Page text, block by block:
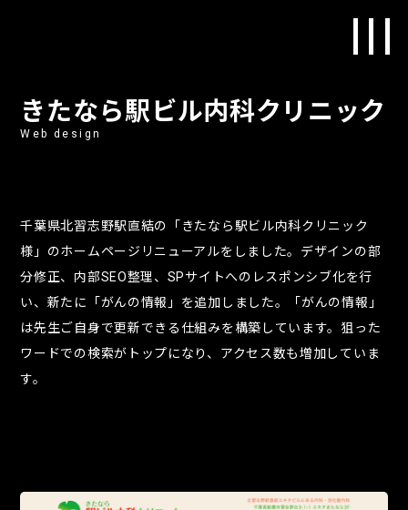
きたなら駅ビル内科クリニック
Web design
千葉県北習志野駅直結の「きたなら駅ビル内科クリニック
様」のホームページリニューアルをしました。デザインの部
分修正、内部SEO整理、SPサイトへのレスポンシブ化を行
い、新たに「がんの情報」を追加しました。「がんの情報」
は先生ご自身で更新できる仕組みを構築しています。狙った
ワードでの検索がトップになり、アクセス数も増加していま
す。